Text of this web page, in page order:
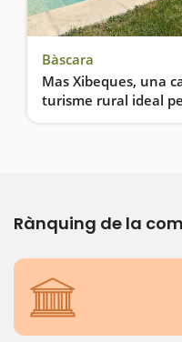
Bàscara
Mas Xibeques, una
turisme rural ideal
famílies
Rànquing de la